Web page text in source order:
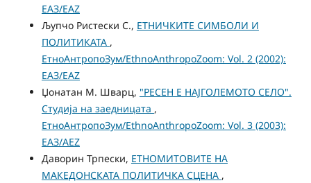
ЕАЗ/EAZ
Љупчо Ристески С., ЕТНИЧКИТЕ СИМБОЛИ И
ПОЛИТИКАТА ,
ЕтноАнтропоЗум/EthnoAnthropoZoom: Vol. 2 (2002):
ЕАЗ/EAZ
Џонатан М. Шварц, "РЕСЕН Е НАЈГОЛЕМОТО СЕЛО".
Студија на заедницата ,
ЕтноАнтропоЗум/EthnoAnthropoZoom: Vol. 3 (2003):
ЕАЗ/AEZ
Даворин Трпески, ЕТНОМИТОВИТЕ НА
МАКЕДОНСКАТА ПОЛИТИЧКА СЦЕНА ,